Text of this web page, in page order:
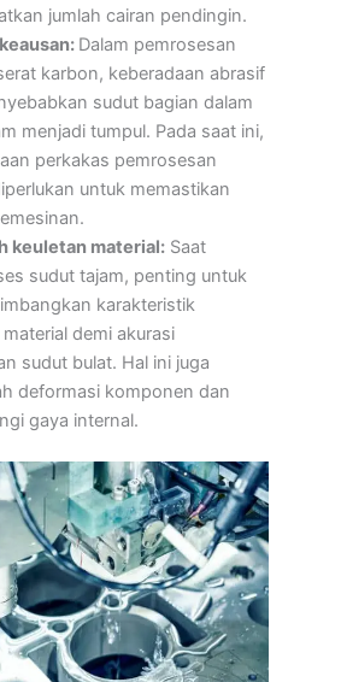
jumlah cairan pendingin.
Dalam pemrosesan
karbon, keberadaan abrasif
sudut bagian dalam
menjadi tumpul. Pada saat ini,
perkakas pemrosesan
untuk memastikan
keuletan material:Saat
sudut tajam, penting untuk
karakteristik
demi akurasi
sudut bulat. Hal ini juga
deformasi komponen dan
gaya internal.